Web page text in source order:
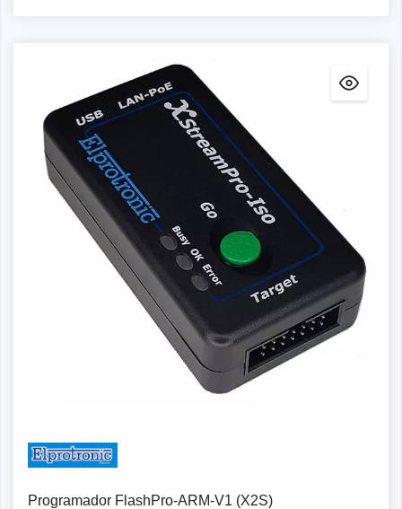
Programador FlashPro-ARM-V1 (X2S)